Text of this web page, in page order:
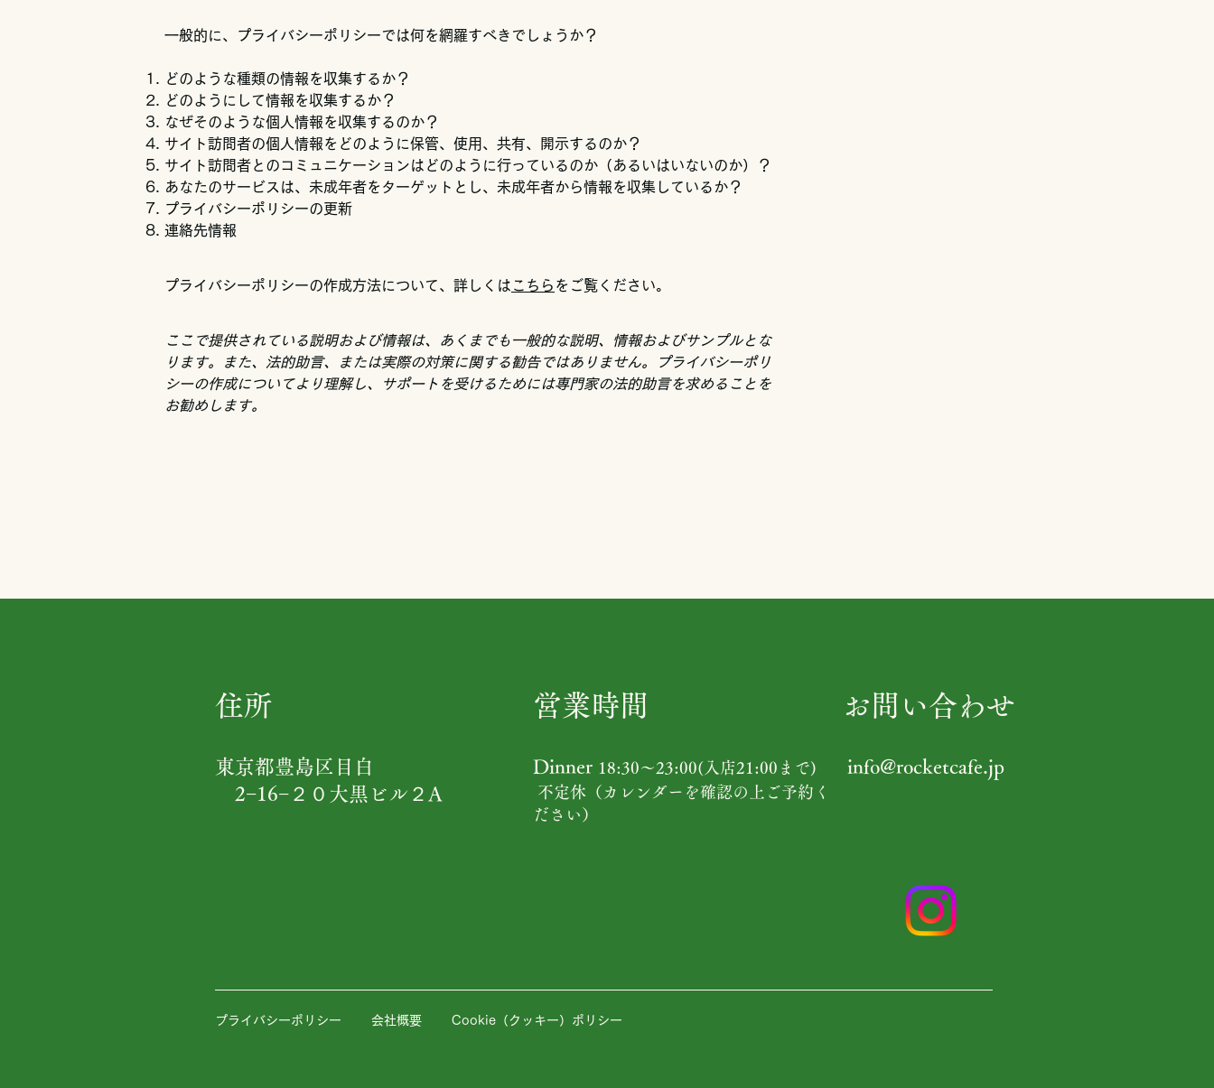
一般的に、プライバシーポリシーでは何を網羅すべきでしょうか？
どのような種類の情報を収集するか？
どのようにして情報を収集するか？
なぜそのような個人情報を収集するのか？
サイト訪問者の個人情報をどのように保管、使用、共有、開示するのか？
サイト訪問者とのコミュニケーションはどのように行っているのか（あるいはいないのか）？
あなたのサービスは、未成年者をターゲットとし、未成年者から情報を収集しているか？
プライバシーポリシーの更新
連絡先情報
プライバシーポリシーの作成方法について、詳しくは こちら をご覧ください。
ここで提供されている説明および情報は、あくまでも一般的な説明、情報およびサンプルとな
ります。また、法的助言、または実際の対策に関する勧告ではありません。プライバシーポリ
シーの作成についてより理解し、サポートを受けるためには専門家の法的助言を求めることを
お勧めします。
住所
東京都豊島区目白
​ 2−16−２０大黒ビル２A
営業時間 お問い合わせ
Dinner 18:30〜23:00(入店21:00まで)
不定休（カレンダーを確認の上ご予約く
ださい）
info@rocketcafe.jp
プライバシーポリシー 会社概要 Cookie（クッキー）ポリシー